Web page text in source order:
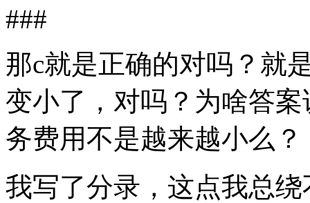
###
那c就是正确的对吗？就
变小了，对吗？为啥答
务费用不是越来越小么？
我写了分录，这点我总